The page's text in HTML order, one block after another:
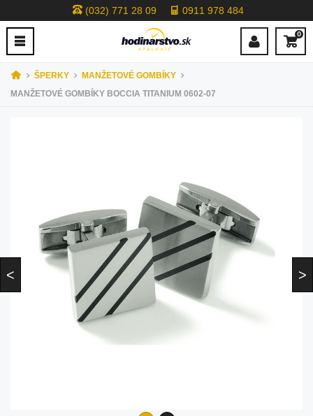
(032) 771 28 09 0911 978 484
0
ŠPERKY
MANŽETOVÉ GOMBÍKY
MANŽETOVÉ GOMBÍKY BOCCIA TITANIUM 0602-07